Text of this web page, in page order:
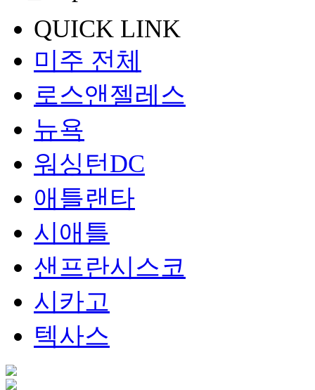
QUICK LINK
미주 전체
로스앤젤레스
뉴욕
워싱턴DC
애틀랜타
시애틀
샌프란시스코
시카고
텍사스